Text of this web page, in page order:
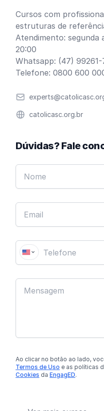
Cursos com
estruturas de
Atendimento: segunda
20:00
Whatsapp: (47) 99261-
Telefone: 0800 600
Email
Websitecatolicasc.org.br
Dúvidas? Fale
Ao clicar no botão ao lado,
Termos de Uso e as políticas
Cookies da EngagED.